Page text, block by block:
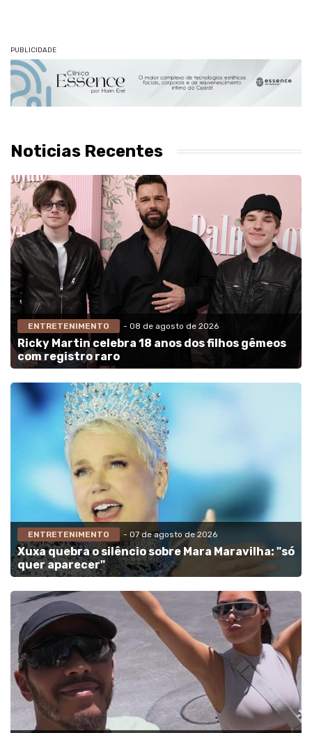
PUBLICIDADE
Noticias Recentes
ENTRETENIMENTO - 08 de agosto de 2026
Ricky Martin celebra 18 anos dos filhos gêmeos
com registro raro
ENTRETENIMENTO - 07 de agosto de 2026
Xuxa quebra o silêncio sobre Mara Maravilha: "só
quer aparecer"